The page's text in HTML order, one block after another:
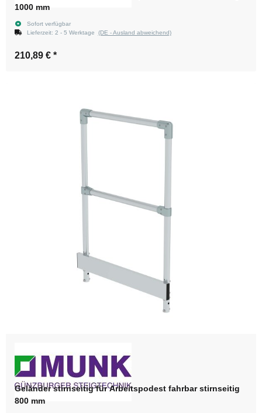
1000 mm
Sofort verfügbar
Lieferzeit: 2 - 5 Werktage (DE - Ausland abweichend)
210,89 € *
Geländer stirnseitig für Arbeitspodest fahrbar stirnseitig
800 mm